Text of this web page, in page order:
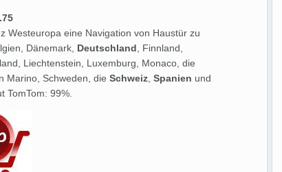
Westeuropa eine Navigation von Haustür zu
Dänemark, Deutschland , Finnland,
Liechtenstein, Luxemburg, Monaco, die
Marino, Schweden, die Schweiz Spanien und
TomTom: 99%.